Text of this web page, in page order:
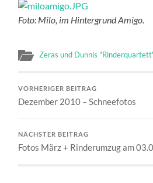
Foto: Milo, im Hintergrund Amigo.
Zeras und Dunnis
VORHERIGER BEITRAG
Dezember 2010 – Schneefotos
NÄCHSTER BEITRAG
Fotos März + Rinderumzug am